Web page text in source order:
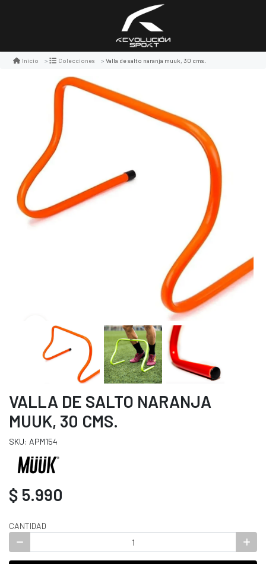
Inicio Colecciones Valla de salto naranja muuk, 30 cms.
VALLA DE SALTO NARANJA
MUUK, 30 CMS.
SKU: APM154
$ 5.990
CANTIDAD